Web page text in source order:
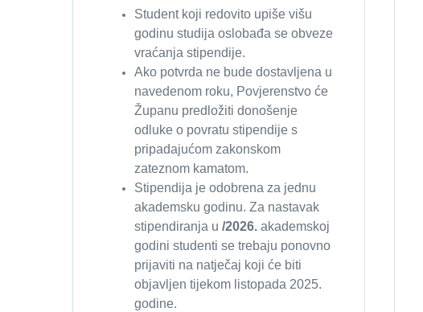
Student koji redovito upiše višu
godinu studija oslobađa se obveze
vraćanja stipendije.
Ako potvrda ne bude dostavljena u
navedenom roku, Povjerenstvo će
Županu predložiti donošenje
odluke o povratu stipendije s
pripadajućom zakonskom
zateznom kamatom.
Stipendija je odobrena za jednu
akademsku godinu. Za nastavak
stipendiranja u /2026. akademskoj
godini studenti se trebaju ponovno
prijaviti na natječaj koji će biti
objavljen tijekom listopada 2025.
godine.